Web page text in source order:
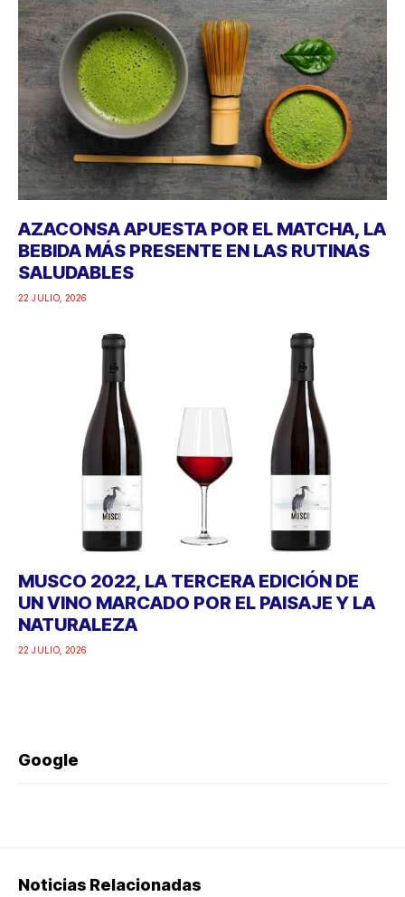
AZACONSA APUESTA POR EL MATCHA, LA
BEBIDA MÁS PRESENTE EN LAS RUTINAS
SALUDABLES
22 JULIO, 2026
MUSCO 2022, LA TERCERA EDICIÓN DE
UN VINO MARCADO POR EL PAISAJE Y LA
NATURALEZA
22 JULIO, 2026
Google
Noticias Relacionadas